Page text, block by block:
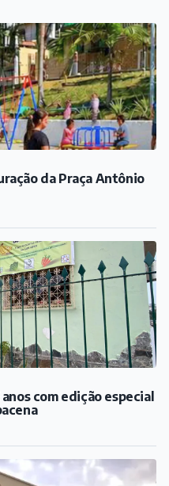
da Praça Antônio
com edição especial